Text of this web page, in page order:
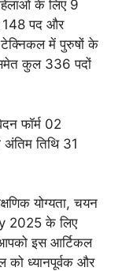
के लिए 9
148 पद और
में पुरुषों के
कुल 336 पदों
फॉर्म 02
तिथि 31
योग्यता, चयन
2025 के लिए
आपको इस आर्टिकल
को ध्यानपूर्वक और